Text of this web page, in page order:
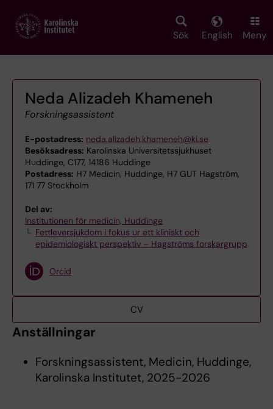
main
Sök English Meny
Neda Alizadeh Khameneh
Forskningsassistent
E-postadress: neda.alizadeh.khameneh@ki.se
Besöksadress: Karolinska Universitetssjukhuset
Huddinge, C177, 14186 Huddinge
Postadress: H7 Medicin, Huddinge, H7 GUT Hagström,
171 77 Stockholm
Del av:
Institutionen för medicin, Huddinge
Fettleversjukdom i fokus ur ett kliniskt och
epidemiologiskt perspektiv – Hagströms forskargrupp
Orcid
CV
Anställningar
Forskningsassistent, Medicin, Huddinge,
Karolinska Institutet, 2025-2026